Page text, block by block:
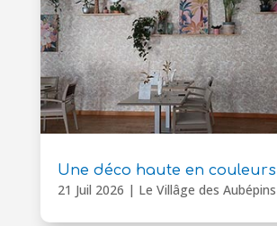
Une déco haute en couleurs
21 Juil 2026 | Le Villâge des Aubépins